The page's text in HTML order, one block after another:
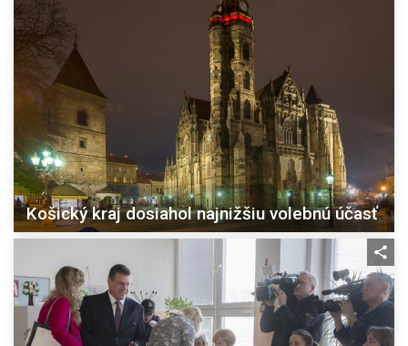
Košický kraj dosiahol najnižšiu volebnú účasť